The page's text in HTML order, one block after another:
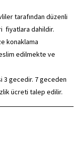
tarafından düzenli
fiyatlara dahildir.
konaklama
edilmekte ve
3 gecedir. 7 geceden
ücreti talep edilir.